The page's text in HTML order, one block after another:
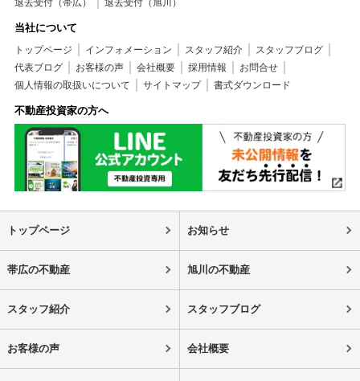
退去受付（帯広）
退去受付（旭川）
当社について
トップページ インフォメーション スタッフ紹介
スタッフブログ
代表ブログ
お客様の声 会社概要 採用情報
お問合せ
個人情報の取扱いについて
サイトマップ 書式ダウンロード
不動産投資家の方へ
トップページ お知らせ
帯広の不動産 旭川の不動産
スタッフ紹介 スタッフブログ
お客様の声 会社概要